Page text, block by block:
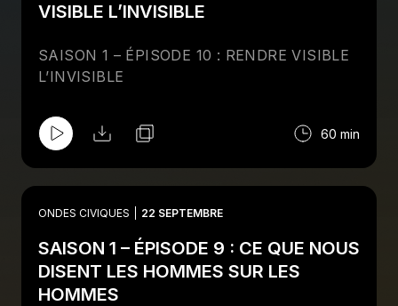
VISIBLE L’INVISIBLE
SAISON 1 – ÉPISODE 10 : RENDRE VISIBLE
L’INVISIBLE
60 min
ONDES CIVIQUES 22 SEPTEMBRE
SAISON 1 – ÉPISODE 9 : CE QUE NOUS
DISENT LES HOMMES SUR LES
HOMMES